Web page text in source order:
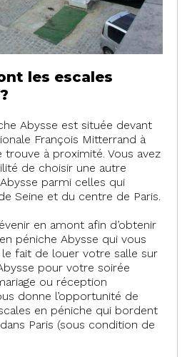
les escales
Abysse est située devant
François Mitterrand à
trouve à proximité. Vous avez
de choisir une autre
parmi celles qui
Seine et du centre de Paris.
en amont afin d’obtenir
péniche Abysse qui vous
le fait de louer votre salle sur
pour votre soirée
ou réception
donne l’opportunité de
en péniche qui bordent
Paris (sous condition de